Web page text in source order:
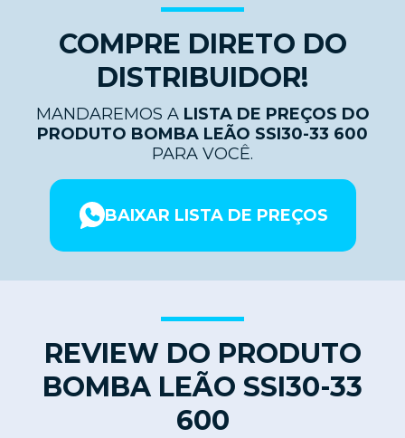
COMPRE DIRETO DO
DISTRIBUIDOR!
MANDAREMOS A LISTA DE PREÇOS DO
PRODUTO BOMBA LEÃO SSI30-33 600
PARA VOCÊ.
BAIXAR LISTA DE PREÇOS
REVIEW DO PRODUTO
BOMBA LEÃO SSI30-33
600